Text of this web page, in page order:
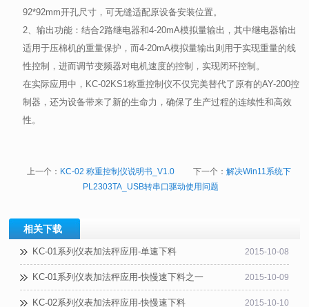
92*92mm开孔尺寸，可无缝适配原设备安装位置。
2、输出功能：结合2路继电器和4-20mA模拟量输出，其中继电器输出
适用于压棉机的重量保护，而4-20mA模拟量输出则用于实现重量的线
性控制，进而调节变频器对电机速度的控制，实现闭环控制。
在实际应用中， KC-02KS1称重控制仪不仅完美替代了原有的AY-200控
制器，还为设备带来了新的生命力，确保了生产过程的连续性和高效
性。
上一个： KC-02 称重控制仪说明书_V1.0 下一个： 解决Win11系统下
PL2303TA_USB转串口驱动使用问题
相关下载
2015-10-08
KC-01系列仪表加法秤应用-单速下料
2015-10-09
KC-01系列仪表加法秤应用-快慢速下料之一
2015-10-10
KC-02系列仪表加法秤应用-快慢速下料